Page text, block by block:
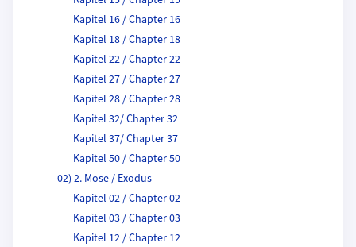
Kapitel 16 / Chapter 16
Kapitel 18 / Chapter 18
Kapitel 22 / Chapter 22
Kapitel 27 / Chapter 27
Kapitel 28 / Chapter 28
Kapitel 32/ Chapter 32
Kapitel 37/ Chapter 37
Kapitel 50 / Chapter 50
02) 2. Mose / Exodus
Kapitel 02 / Chapter 02
Kapitel 03 / Chapter 03
Kapitel 12 / Chapter 12